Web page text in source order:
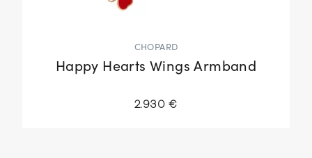
CHOPARD
Happy Hearts Wings Armband
2.930 €